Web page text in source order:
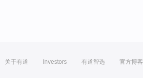
关于有道 Investors 有道智选 官方博客